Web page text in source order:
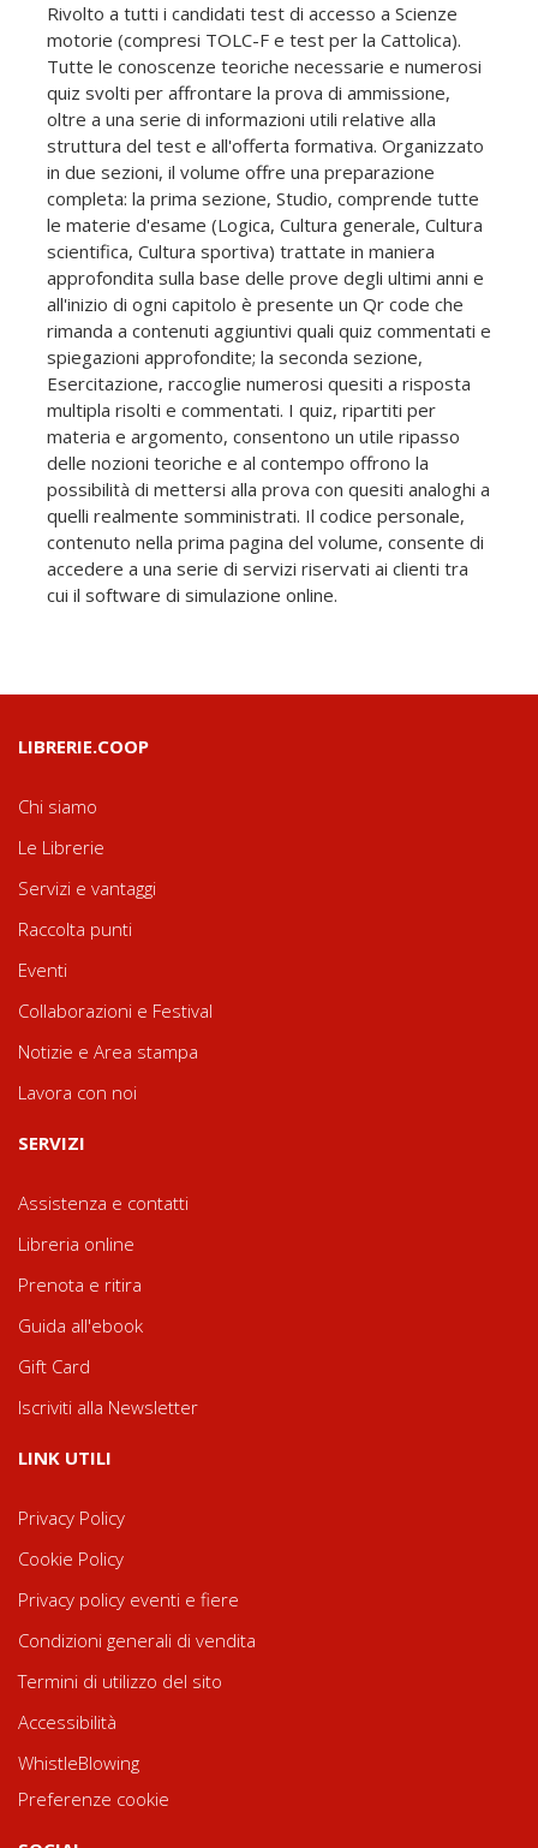
Rivolto a tutti i candidati test di accesso a Scienze
motorie (compresi TOLC-F e test per la Cattolica).
Tutte le conoscenze teoriche necessarie e numerosi
quiz svolti per affrontare la prova di ammissione,
oltre a una serie di informazioni utili relative alla
struttura del test e all'offerta formativa. Organizzato
in due sezioni, il volume offre una preparazione
completa: la prima sezione, Studio, comprende tutte
le materie d'esame (Logica, Cultura generale, Cultura
scientifica, Cultura sportiva) trattate in maniera
approfondita sulla base delle prove degli ultimi anni e
all'inizio di ogni capitolo è presente un Qr code che
rimanda a contenuti aggiuntivi quali quiz commentati e
spiegazioni approfondite; la seconda sezione,
Esercitazione, raccoglie numerosi quesiti a risposta
multipla risolti e commentati. I quiz, ripartiti per
materia e argomento, consentono un utile ripasso
delle nozioni teoriche e al contempo offrono la
possibilità di mettersi alla prova con quesiti analoghi a
quelli realmente somministrati. Il codice personale,
contenuto nella prima pagina del volume, consente di
accedere a una serie di servizi riservati ai clienti tra
cui il software di simulazione online.
LIBRERIE.COOP
Chi siamo
Le Librerie
Servizi e vantaggi
Raccolta punti
Eventi
Collaborazioni e Festival
Notizie e Area stampa
Lavora con noi
SERVIZI
Assistenza e contatti
Libreria online
Prenota e ritira
Guida all'ebook
Gift Card
Iscriviti alla Newsletter
LINK UTILI
Privacy Policy
Cookie Policy
Privacy policy eventi e fiere
Condizioni generali di vendita
Termini di utilizzo del sito
Accessibilità
WhistleBlowing
Preferenze cookie